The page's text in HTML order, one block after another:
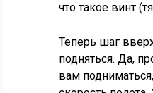
что такое винт
Теперь шаг
подняться. Да,
вам